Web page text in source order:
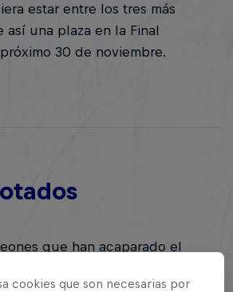
estar entre los tres más
así una plaza en la Final
30 de noviembre.
que han acaparado el
cookies que son necesarias por